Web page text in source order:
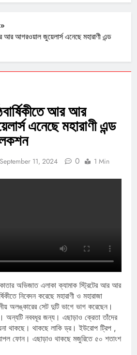
আর আগরওয়াল জুয়েলার্স এনেছে মহারাণী এন্ড
আর আর
এনেছে মহারাণী এন্ড
September 11, 2024 0 1 Min
অভিজাত এলাকা ক্যামাক স্ট্রিটের আর আর
নিবেদন করেছে মহারাণী ও মহারাজা
অলঙ্কারের সেট দুটি ভাগে ভাগ করেছেন।
অন্যটি নববধূর জন্য। এছাড়াও ক্রেতা তাঁদের
থাকছে। থাকছে লাকি ড্র। ইউরোপ ট্রিপ ,
ফোন। এছাড়াও থাকছে মজুরিতে ৫০ শতাংশ